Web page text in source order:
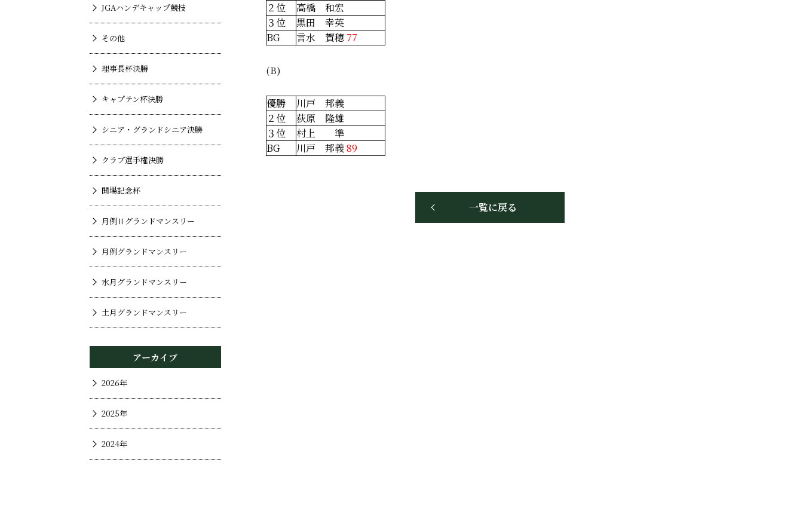
２位
高橋 和宏
３位
黒田 幸英
BG
言水 賀穂 77
(B)
優勝
川戸 邦義
２位
荻原 隆雄
３位
村上 準
BG
川戸 邦義89
一覧に戻る
JGAハンデキャップ競技
その他
理事長杯決勝
キャプテン杯決勝
シニア・グランドシニア決勝
クラブ選手権決勝
開場記念杯
月例Ⅱグランドマンスリー
月例グランドマンスリー
水月グランドマンスリー
土月グランドマンスリー
アーカイブ
2026年
2025年
2024年